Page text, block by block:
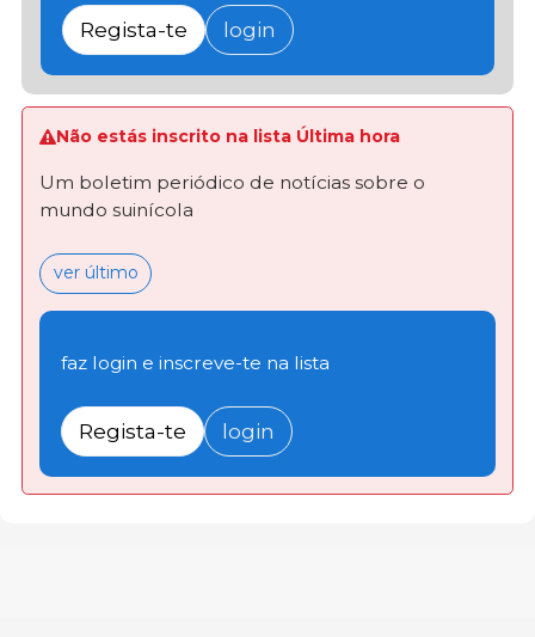
Regista-te login
Não estás inscrito na lista Última hora
Um boletim periódico de notícias sobre o
mundo suinícola
ver último
faz login e inscreve-te na lista
Regista-te login